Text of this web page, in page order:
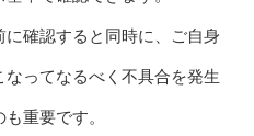
確認すると同時に、ご自身
ってなるべく不具合を発生
重要です。